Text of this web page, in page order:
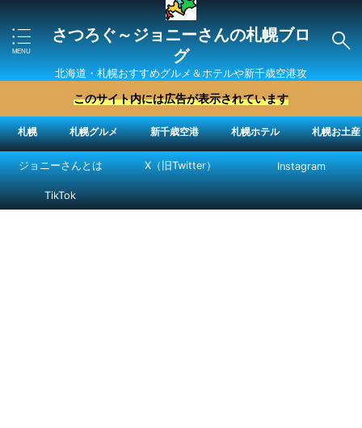
さつろぐ～ジョニーさんの札幌ブロ
グ
北海道・札幌おすすめグルメ＆ホテルや新千歳空港攻
略法を紹介 ″ジョニーさん“で検索
このサイト内には広告が表示されています
札幌 札幌グルメ 新千歳空港 札幌ホテル 札幌お土産
ジョニーさんとは X（旧Twitter） Instagram
TikTok